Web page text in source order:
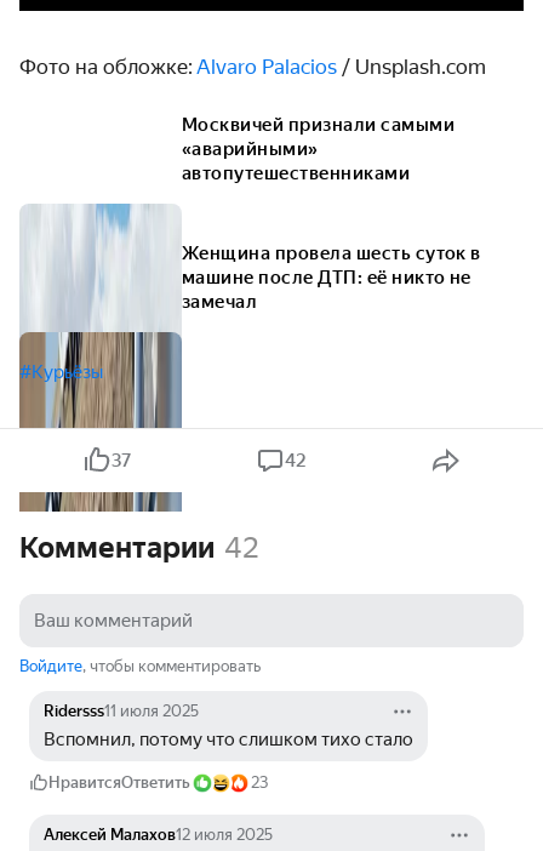
Фото на обложке: Alvaro Palacios / Unsplash.com
Москвичей признали самыми
«аварийными»
автопутешественниками
Женщина провела шесть суток в
машине после ДТП: её никто не
замечал
#Курьёзы
37 42
Комментарии 42
Войдите, чтобы комментировать
Ridersss11 июля 2025
Вспомнил, потому что слишком тихо стало
НравитсяОтветить 23
Алексей Малахов12 июля 2025